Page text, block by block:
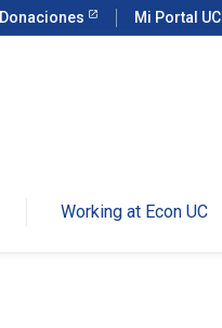
Donaciones Mi Portal UC
Working at Econ UC